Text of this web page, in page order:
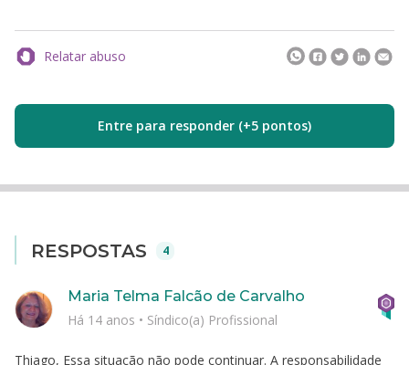
Relatar abuso
Entre para responder (+5 pontos)
RESPOSTAS 4
Thiago, Essa situação não pode continuar. A responsabilidade
Maria Telma Falcão de Carvalho
Há 14 anos • Síndico(a) Profissional